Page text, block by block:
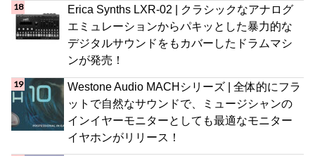
Erica Synths LXR-02 | クラシックなアナログ
エミュレーションからパキッとした暴力的な
デジタルサウンドをもカバーしたドラムマシ
ンが発売！
Westone Audio MACHシリーズ | 全体的にフラ
ットで自然なサウンドで、ミュージシャンの
インイヤーモニターとしても最適なモニター
イヤホンがリリース！